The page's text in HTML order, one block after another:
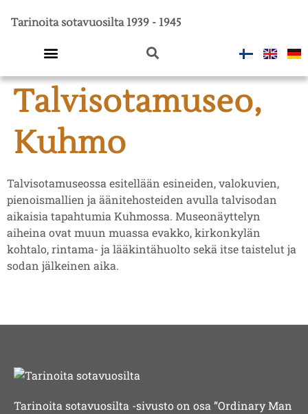
Tarinoita sotavuosilta 1939 - 1945
Talvisotamuseo,
Kuhmo
Talvisotamuseossa esitellään esineiden, valokuvien,
pienoismallien ja äänitehosteiden avulla talvisodan
aikaisia tapahtumia Kuhmossa. Museonäyttelyn
aiheina ovat muun muassa evakko, kirkonkylän
kohtalo, rintama- ja lääkintähuolto sekä itse taistelut ja
sodan jälkeinen aika.
Tarinoita sotavuosilta -sivusto on osa ”Ordinary Man